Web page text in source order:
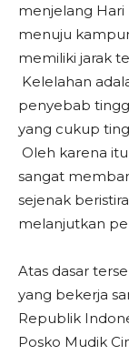
menjelang Hari
menuju
memiliki jarak
Kelelahan
penyebab
yang cukup
Oleh karena
sangat
sejenak
melanjutkan
Atas dasar
yang bekerja
Republik
Posko Mudik